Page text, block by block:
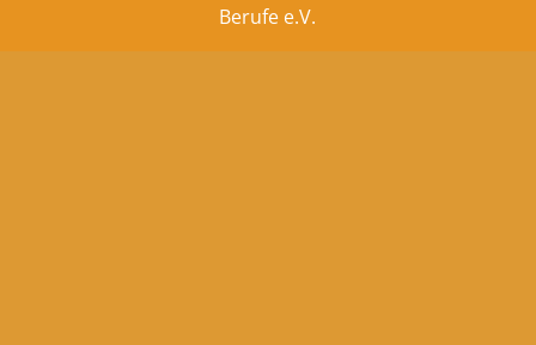
Berufe e.V.